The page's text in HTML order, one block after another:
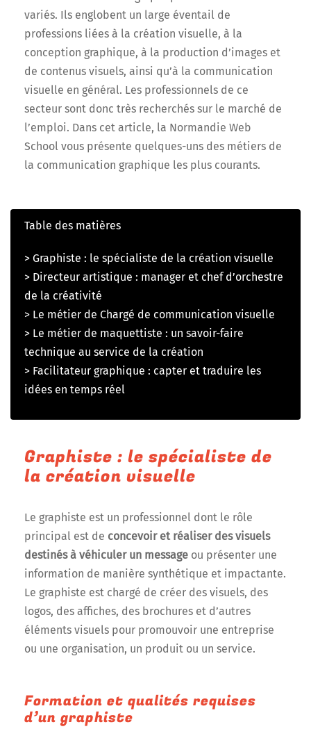
variés. Ils englobent un large éventail de
professions liées à la création visuelle, à la
conception graphique, à la production d’images et
de contenus visuels, ainsi qu’à la communication
visuelle en général. Les professionnels de ce
secteur sont donc très recherchés sur le marché de
l’emploi. Dans cet article, la Normandie Web
School vous présente quelques-uns des métiers de
la communication graphique les plus courants.
Table des matières
> Graphiste : le spécialiste de la création visuelle
> Directeur artistique : manager et chef d’orchestre
de la créativité
> Le métier de Chargé de communication visuelle
> Le métier de maquettiste : un savoir-faire
technique au service de la création
> Facilitateur graphique : capter et traduire les
idées en temps réel
Graphiste : le spécialiste de
la création visuelle
Le graphiste est un professionnel dont le rôle
principal est de concevoir et réaliser des visuels
destinés à véhiculer un message ou présenter une
information de manière synthétique et impactante.
Le graphiste est chargé de créer des visuels, des
logos, des affiches, des brochures et d’autres
éléments visuels pour promouvoir une entreprise
ou une organisation, un produit ou un service.
Formation et qualités requises
d’un graphiste